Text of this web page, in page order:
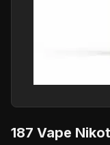
187 Vape